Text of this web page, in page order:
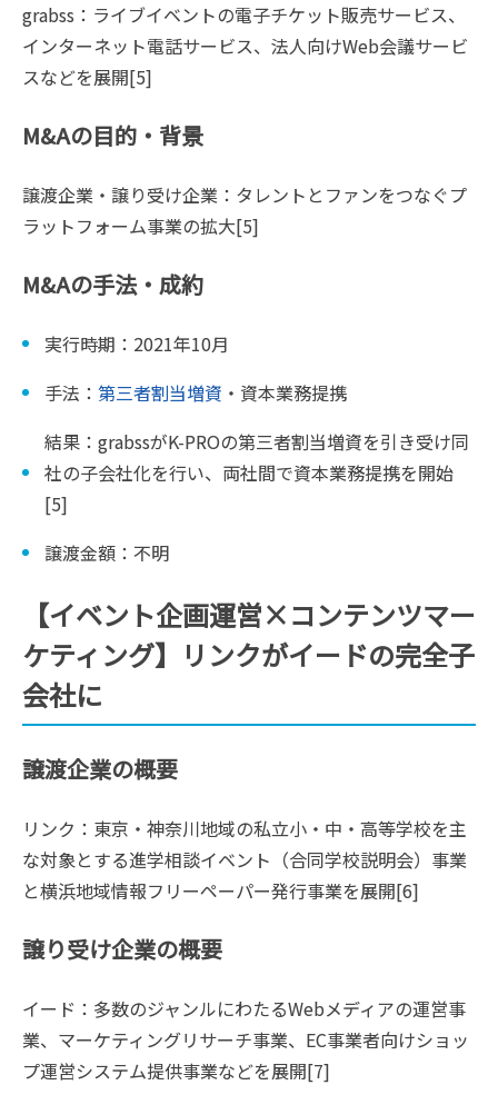
grabss：ライブイベントの電子チケット販売サービス、
インターネット電話サービス、法人向けWeb会議サービ
スなどを展開[5]
M&Aの目的・背景
譲渡企業・譲り受け企業：タレントとファンをつなぐプ
ラットフォーム事業の拡大[5]
M&Aの手法・成約
実行時期：2021年10月
手法： 第三者割当増資 ・資本業務提携
結果：grabssがK-PROの第三者割当増資を引き受け同
社の子会社化を行い、両社間で資本業務提携を開始
[5]
譲渡金額：不明
【イベント企画運営×コンテンツマー
ケティング】リンクがイードの完全子
会社に
譲渡企業の概要
リンク：東京・神奈川地域の私立小・中・高等学校を主
な対象とする進学相談イベント（合同学校説明会）事業
と横浜地域情報フリーペーパー発行事業を展開[6]
譲り受け企業の概要
イード：多数のジャンルにわたるWebメディアの運営事
業、マーケティングリサーチ事業、EC事業者向けショッ
プ運営システム提供事業などを展開[7]